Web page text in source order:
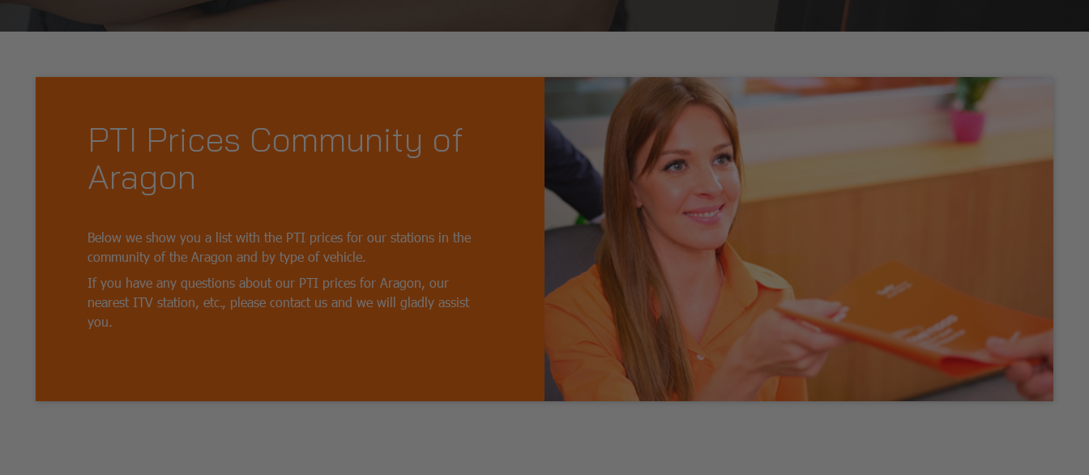
PTI Prices Community of
Aragon
Below we show you a list with the PTI prices for our stations in the
community of the Aragon and by type of vehicle.
If you have any questions about our PTI prices for Aragon, our
nearest ITV station, etc., please contact us and we will gladly assist
you.